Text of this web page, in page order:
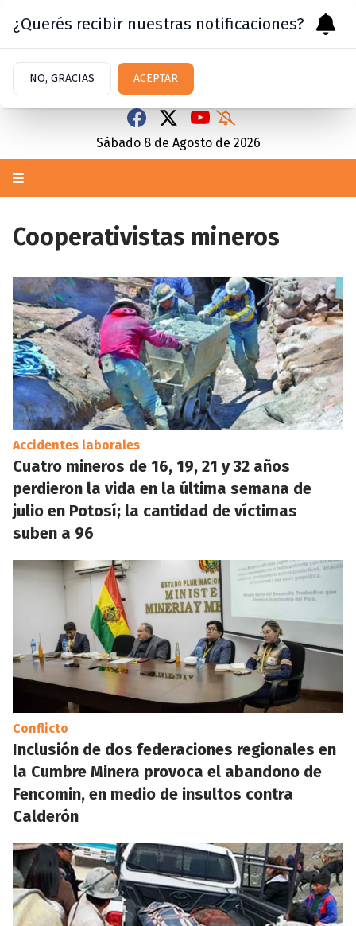
Sábado 8 de Agosto de 2026
Cooperativistas mineros
Accidentes laborales
Cuatro mineros de 16, 19, 21 y 32 años
perdieron la vida en la última semana de
julio en Potosí; la cantidad de víctimas
suben a 96
Conflicto
Inclusión de dos federaciones regionales en
la Cumbre Minera provoca el abandono de
Fencomin, en medio de insultos contra
Calderón
¿Querés recibir nuestras notificaciones?
NO, GRACIAS ACEPTAR